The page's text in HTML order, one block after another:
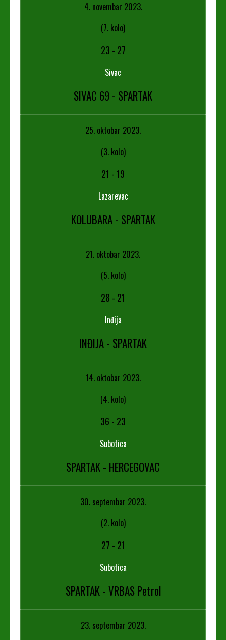
4. novembar 2023.
(7. kolo)
23 - 27
Sivac
SIVAC 69 - SPARTAK
25. oktobar 2023.
(3. kolo)
21 -19
Lazarevac
KOLUBARA - SPARTAK
21. oktobar 2023.
(5. kolo)
28 - 21
Inđija
INĐIJA - SPARTAK
14. oktobar 2023.
(4. kolo)
36 - 23
Subotica
SPARTAK - HERCEGOVAC
30. septembar 2023.
(2. kolo)
27 - 21
Subotica
SPARTAK - VRBAS Petrol
23. septembar 2023.